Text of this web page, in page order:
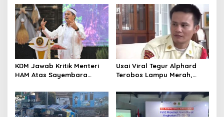
Penjelasan Dedi Mulyadi
Tasikmalaya Akui Merugi 3,9
Miliar
KDM Jawab Kritik Menteri
HAM Atas Sayembara
Pelaku Kejahatan
Usai Viral Tegur Alphard
Terobos Lampu Merah,
Jadi Satpam Gedung Sate